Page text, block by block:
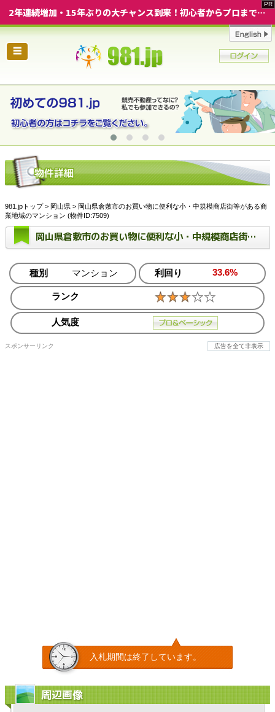
2年連続増加・15年ぶりの大チャンス到来！初心者からプロまで網羅する「競売不動産・超実践投資セミナー」♦神奈川県 横浜 in 神奈川
☰
981.jpトップ> 岡山県 > 岡山県倉敷市のお買い物に便利な小・中規模商店街等がある商
業地域のマンション (物件ID:7509)
岡山県倉敷市のお買い物に便利な小・中規模商店街等がある商業地域のマンション
種別 マンション 利回り 33.6%
ランク
人気度
スポンサーリンク 広告を全て非表示
入札期間は終了しています。
周辺画像